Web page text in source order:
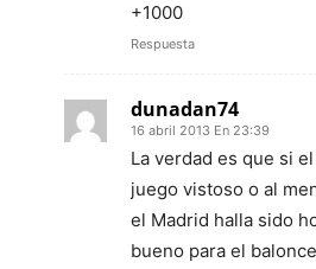
+1000
Respuesta
dunadan74
16 abril 2013 En 23:39
La verdad es que si
juego vistoso o al
el Madrid halla sido
bueno para el